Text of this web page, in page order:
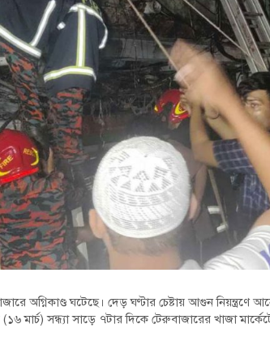
অগ্নিকাণ্ড ঘটেছে। দেড় ঘণ্টার চেষ্টায় আগুন
মার্চ) সন্ধ্যা সাড়ে ৭টার দিকে টেরুবাজারের খাজা